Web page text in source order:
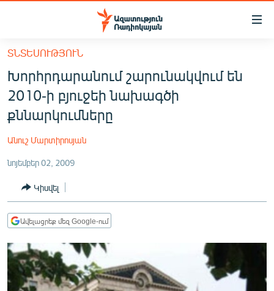
Մատչելիության
հիմնական
բովանդակությանը
Անցնել
հիմնական
մենյուին
ՀԱՅԱՍՏԱՆ
ՔԱՂԱՔԱԿԱՆ
ՏՆՏԵՍՈՒԹՅՈՒՆ
ՂԱՐԱԲԱՂ
ՏԱՐԱԾԱՇՐՋԱՆ
ՄԻՋԱԶԳԱՅԻՆ
ՏՆՏԵՍՈՒԹՅՈՒՆ
Խորհրդարանում շարունակվում են
2010-ի բյուջեի նախագծի
քննարկումները
Անուշ Մարտիրոսյան
նոյեմբեր 02, 2009
Կիսվել
Ավելացրեք մեզ Google-ում